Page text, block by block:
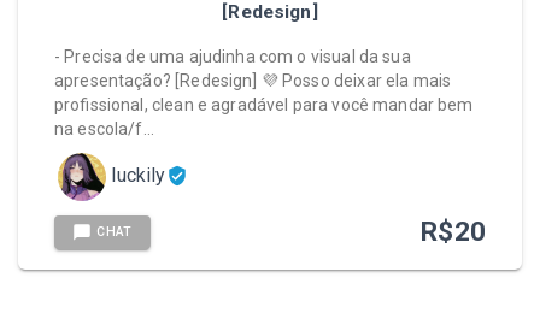
[Redesign]
- Precisa de uma ajudinha com o visual da sua
apresentação? [Redesign] 💜 Posso deixar ela mais
profissional, clean e agradável para você mandar bem
na escola/f…
luckily
CHAT R$20